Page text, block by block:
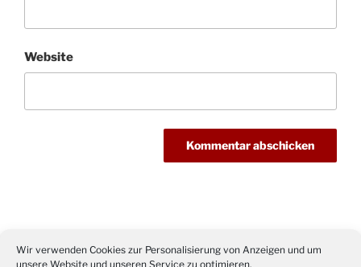
Wir verwenden Cookies zur Personalisierung von Anzeigen und um
unsere Website und unseren Service zu optimieren.
Website
Vorheriger
Beitrag